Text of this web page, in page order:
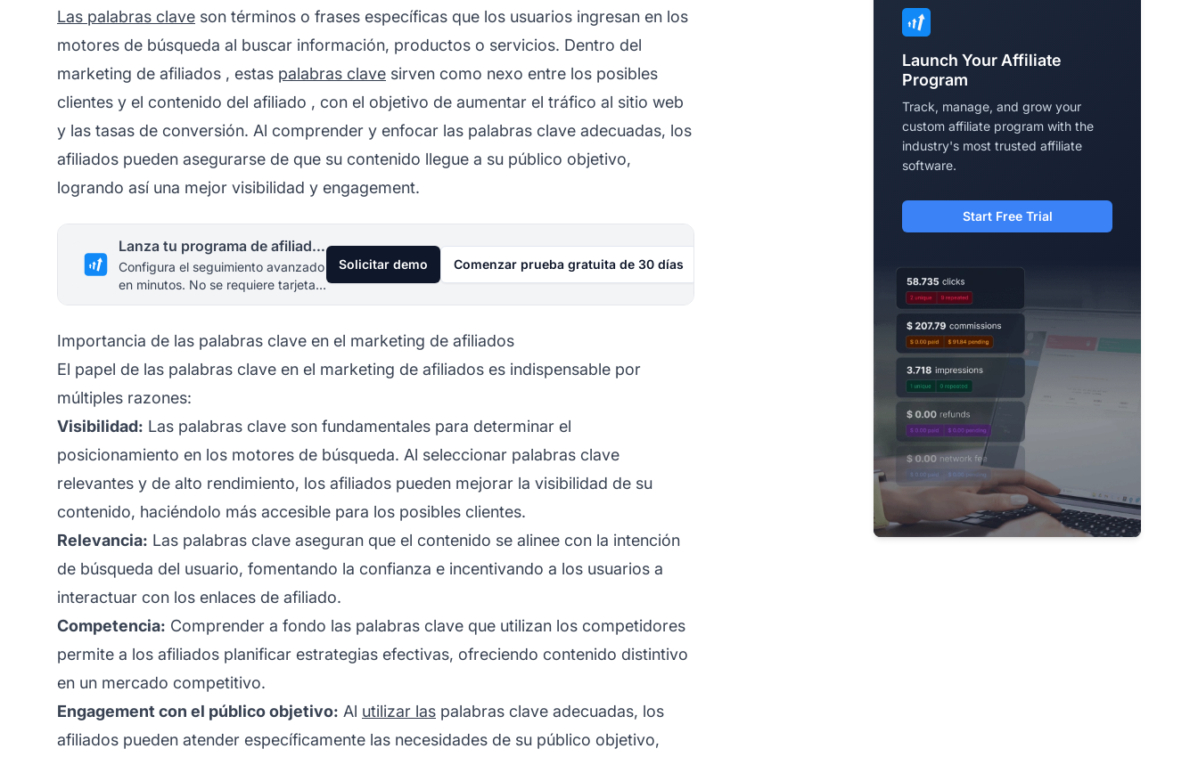
Las palabras clave son términos o frases específicas que los usuarios ingresan en los
motores de búsqueda al buscar información, productos o servicios. Dentro del
marketing de afiliados , estas palabras clave sirven como nexo entre los posibles
clientes y el contenido del afiliado , con el objetivo de aumentar el tráfico al sitio web
y las tasas de conversión. Al comprender y enfocar las palabras clave adecuadas, los
afiliados pueden asegurarse de que su contenido llegue a su público objetivo,
logrando así una mejor visibilidad y engagement.
Lanza tu programa de afiliados hoy
Configura el seguimiento avanzado
en minutos. No se requiere tarjeta
de crédito.
Solicitar demo Comenzar prueba gratuita de 30 días
Importancia de las palabras clave en el marketing de afiliados
El papel de las palabras clave en el marketing de afiliados es indispensable por
múltiples razones:
Visibilidad: Las palabras clave son fundamentales para determinar el
posicionamiento en los motores de búsqueda. Al seleccionar palabras clave
relevantes y de alto rendimiento, los afiliados pueden mejorar la visibilidad de su
contenido, haciéndolo más accesible para los posibles clientes.
Relevancia: Las palabras clave aseguran que el contenido se alinee con la intención
de búsqueda del usuario, fomentando la confianza e incentivando a los usuarios a
interactuar con los enlaces de afiliado.
Competencia: Comprender a fondo las palabras clave que utilizan los competidores
permite a los afiliados planificar estrategias efectivas, ofreciendo contenido distintivo
en un mercado competitivo.
Engagement con el público objetivo: Al utilizar las palabras clave adecuadas, los
afiliados pueden atender específicamente las necesidades de su público objetivo,
Launch Your Affiliate
Program
Track, manage, and grow your
custom affiliate program with the
industry's most trusted affiliate
software.
Start Free Trial